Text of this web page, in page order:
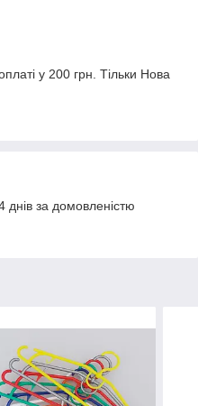
у 200 грн. Тільки Нова
за домовленістю